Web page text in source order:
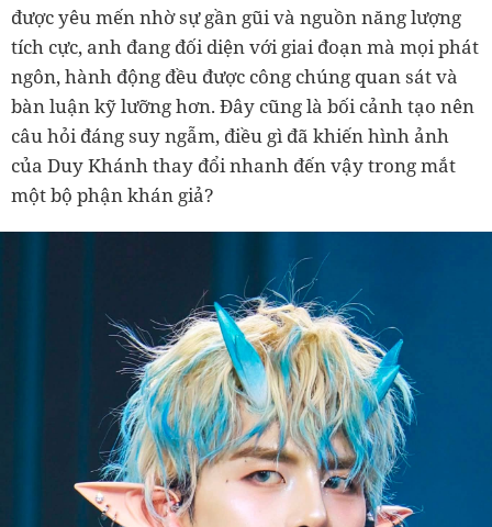
được yêu mến nhờ sự gần gũi và nguồn năng lượng
tích cực, anh đang đối diện với giai đoạn mà mọi phát
ngôn, hành động đều được công chúng quan sát và
bàn luận kỹ lưỡng hơn. Đây cũng là bối cảnh tạo nên
câu hỏi đáng suy ngẫm, điều gì đã khiến hình ảnh
của Duy Khánh thay đổi nhanh đến vậy trong mắt
một bộ phận khán giả?